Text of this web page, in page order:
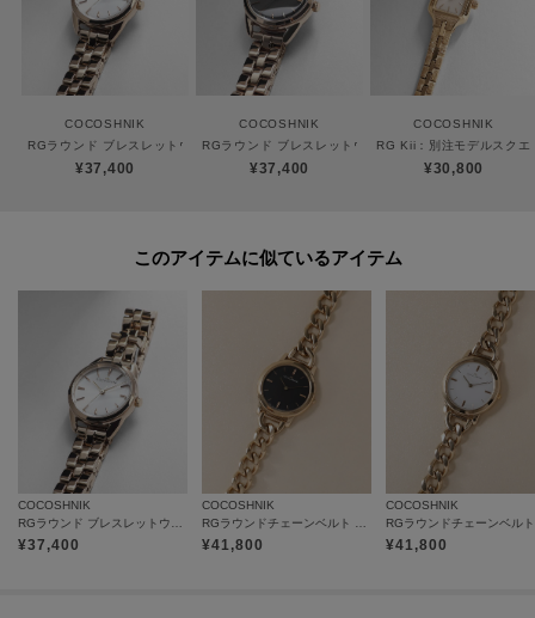
※照明の関係により、実際よりも色味が違って見える場合があります。ま
た、パソコン・スマートフォンなどの環境により、若干製品と画像のカラー
が異なる場合もございます。
お直しセンターでの修理の対応ができません。商品と品質証明書をご持参い
ただき、お近くの直営店へお持込下さい。お修理内容によっては有償の場合
やお受けできない場合もございます。ショップリスト・連絡先はお取り扱い
ショップ検索でご確認お願い致します。
COCOSHNIK
RGラウンド ブレスレットウォッチ（ホワイト旭光）
¥37,400
COCOSHNIK
RGラウンド ブレスレットウォッチ（ブラックマット）
¥37,400
COCOSHNIK
RG Kii：別注モデルスク
¥30,800
このアイテムに似ているアイテム
COCOSHNIK
RGラウンド ブレスレットウォッチ（ホワイト旭光）
¥37,400
COCOSHNIK
RGラウンドチェーンベルト ウォッチ（ブラックマット）
¥41,800
COCOSHNIK
¥41,800